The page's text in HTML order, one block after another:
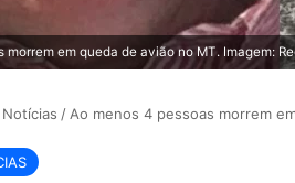
morrem em queda de avião no MT. Imagem:
/ Ao menos 4 pessoas morrem